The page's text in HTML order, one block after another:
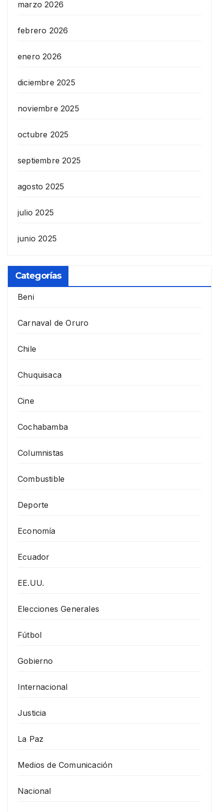
marzo 2026
febrero 2026
enero 2026
diciembre 2025
noviembre 2025
octubre 2025
septiembre 2025
agosto 2025
julio 2025
junio 2025
Categorías
Beni
Carnaval de Oruro
Chile
Chuquisaca
Cine
Cochabamba
Columnistas
Combustible
Deporte
Economía
Ecuador
EE.UU.
Elecciones Generales
Fútbol
Gobierno
Internacional
Justicia
La Paz
Medios de Comunicación
Nacional